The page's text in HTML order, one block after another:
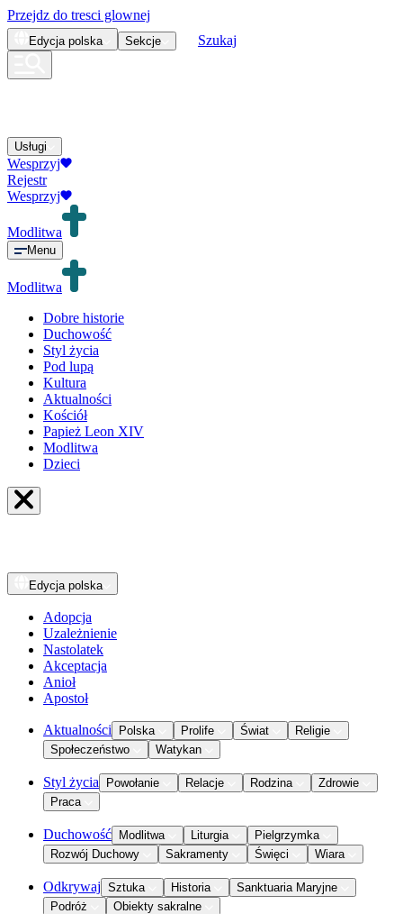
Przejdz do tresci glownej
Edycja polska Sekcje Szukaj
Usługi
Wesprzyj
Rejestr
Wesprzyj
Modlitwa
Menu
Modlitwa
Dobre historie
Duchowość
Styl życia
Pod lupą
Kultura
Aktualności
Kościół
Papież Leon XIV
Modlitwa
Dzieci
Edycja polska
Adopcja
Uzależnienie
Nastolatek
Akceptacja
Anioł
Apostoł
Aktualności Polska Prolife Świat
Religie
Społeczeństwo
Watykan
Styl życia Powołanie Relacje Rodzina
Zdrowie
Praca
Duchowość Modlitwa Liturgia
Pielgrzymka
Rozwój Duchowy
Sakramenty Święci Wiara
Odkrywaj Sztuka Historia
Sanktuaria Maryjne
Podróż
Obiekty sakralne